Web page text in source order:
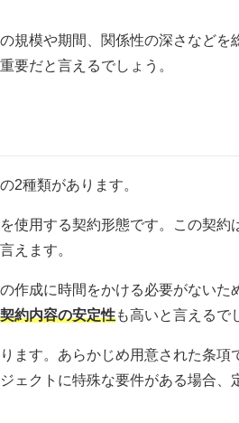
規模や期間、関係性の深さなどを
要だと言えるでしょう。
の2種類があります。
使用する契約形態です。この契約
えます。
作成に時間をかける必要がないた
契約内容の安定性も高いと言えるで
ます。あらかじめ用意された条項
ェクトに特殊な要件がある場合、